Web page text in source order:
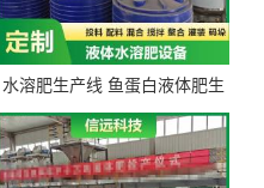
水溶肥生产线 鱼蛋白液体肥生
产设备 氨基酸液态肥全套设备